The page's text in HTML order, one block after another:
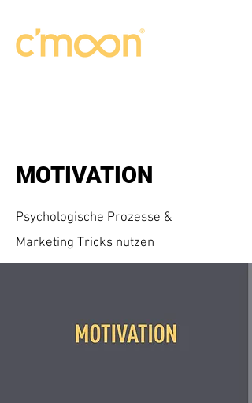
MOTIVATION
Psychologische Prozesse &
Marketing Tricks nutzen